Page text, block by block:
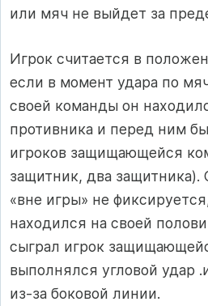
или мяч не выйдет за
Игрок считается в
если в момент удара по
своей команды он
противника и перед ним
игроков защищаю­щейся
защитник, два
«вне игры» не
находился на своей
сыграл игрок
выполнялся угловой удар
из-за боковой линии.